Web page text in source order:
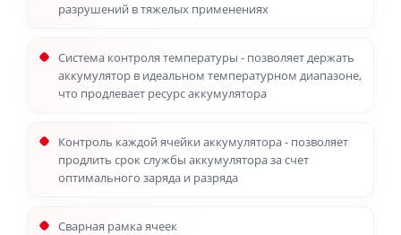
разрушений в тяжелых применениях
Система контроля температуры - позволяет держать
аккумулятор в идеальном температурном диапазоне,
что продлевает ресурс аккумулятора
Контроль каждой ячейки аккумулятора - позволяет
продлить срок службы аккумулятора за счет
оптимального заряда и разряда
Сварная рамка ячеек